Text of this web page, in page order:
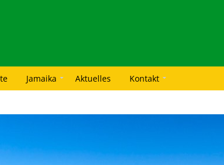
Jamaika Aktuelles Kontakt